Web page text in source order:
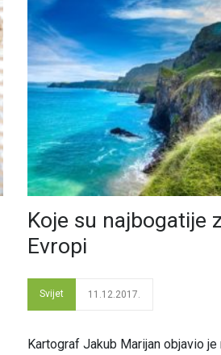
Koje su najbogatije
Evropi
Svijet 11.12.2017.
Kartograf Jakub Marijan objavio je